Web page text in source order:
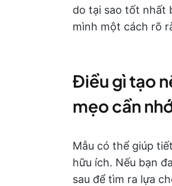
do tại sao tốt nhất
mình một cách rõ
Điều gì tạo
mẹo cần
Mẫu có thể giúp
hữu ích. Nếu bạn
sau để tìm ra lựa